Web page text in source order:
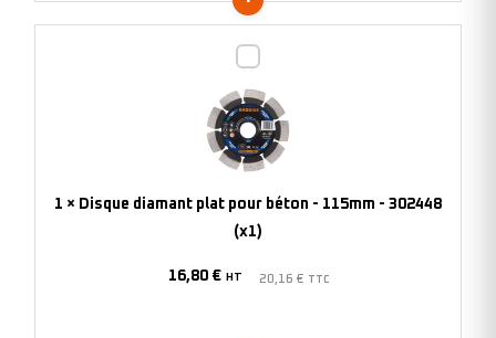
plat
pour
béton
115mm
302448
1 × Disque diamant plat pour béton - 115mm - 302448
(x1)
16,80 € HT 20,16 € TTC